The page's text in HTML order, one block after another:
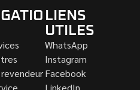
LIENS
UTILES
WhatsApp
Instagram
Facebook
LinkedIn